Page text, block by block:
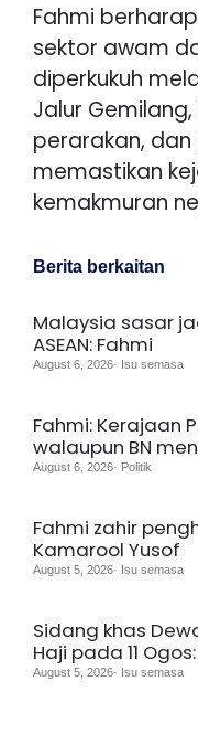
Fahmi
sektor awam
diperkukuh
Jalur
perarakan,
memastikan
kemakmuran
Berita berkaitan
Malaysia sasar
ASEAN: Fahmi
August 6, 2026· Isu semasa
Fahmi: Kerajaan
walaupun BN
August 6, 2026· Politik
Fahmi zahir
Kamarool Yusof
August 5, 2026· Isu semasa
Sidang khas
Haji pada 11
August 5, 2026· Isu semasa